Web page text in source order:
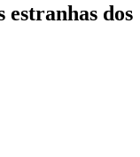
estranhas dos